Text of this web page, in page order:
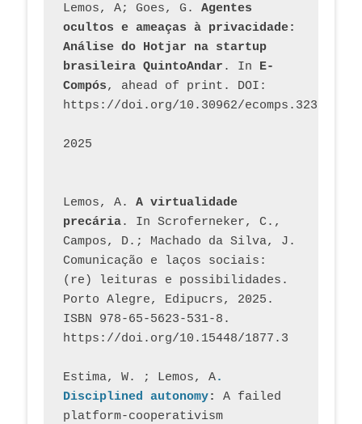
Lemos, A; Goes, G. Agentes
ocultos e ameaças à privacidade:
Análise do Hotjar na startup
brasileira QuintoAndar . In E-
Compós, ahead of print. DOI:
https://doi.org/10.30962/ecomps.3231
2025
Lemos, A. A virtualidade
precária. In Scroferneker, C.,
Campos, D.; Machado da Silva, J.
Comunicação e laços sociais:
(re) leituras e possibilidades.
Porto Alegre, Edipucrs, 2025.
ISBN 978-65-5623-531-8.
https://doi.org/10.15448/1877.3
Estima, W. ; Lemos, A.
Disciplined autonomy: A failed
platform-cooperativism